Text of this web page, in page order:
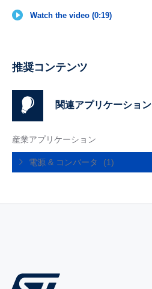
Watch the video (0:19)
推奨コンテンツ
関連アプリケーション
産業アプリケーション
電源 & コンバータ (1)